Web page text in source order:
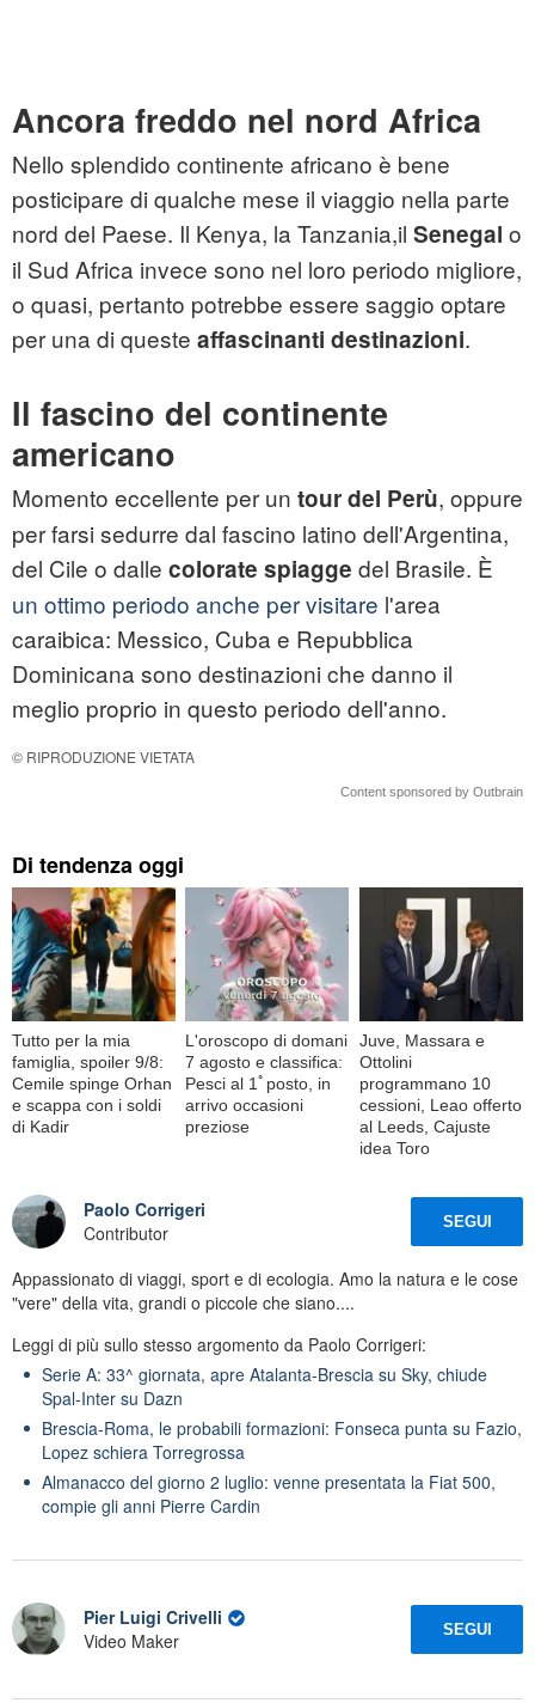
Ancora freddo nel nord Africa
Nello splendido continente africano è bene
posticipare di qualche mese il viaggio nella parte
nord del Paese. Il Kenya, la Tanzania,il Senegal o
il Sud Africa invece sono nel loro periodo migliore,
o quasi, pertanto potrebbe essere saggio optare
per una di queste affascinanti destinazioni.
Il fascino del continente
americano
Momento eccellente per un tour del Perù, oppure
per farsi sedurre dal fascino latino dell'Argentina,
del Cile o dalle colorate spiagge del Brasile. È
un ottimo periodo anche per visitare l'area
caraibica: Messico, Cuba e Repubblica
Dominicana sono destinazioni che danno il
meglio proprio in questo periodo dell'anno.
© RIPRODUZIONE VIETATA
Content sponsored by Outbrain
Di tendenza oggi
Tutto per la mia
famiglia, spoiler 9/8:
Cemile spinge Orhan
e scappa con i soldi
di Kadir
L'oroscopo di domani
7 agosto e classifica:
Pesci al 1ﾟposto, in
arrivo occasioni
preziose
Juve, Massara e
Ottolini
programmano 10
cessioni, Leao offerto
al Leeds, Cajuste
idea Toro
Paolo Corrigeri
Contributor
SEGUI
Appassionato di viaggi, sport e di ecologia. Amo la natura e le cose
"vere" della vita, grandi o piccole che siano....
Leggi di più sullo stesso argomento da Paolo Corrigeri:
Serie A: 33^ giornata, apre Atalanta-Brescia su Sky, chiude
Spal-Inter su Dazn
Brescia-Roma, le probabili formazioni: Fonseca punta su Fazio,
Lopez schiera Torregrossa
Almanacco del giorno 2 luglio: venne presentata la Fiat 500,
compie gli anni Pierre Cardin
Pier Luigi Crivelli
Video Maker
SEGUI